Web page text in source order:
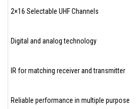
2×16 Selectable UHF Channels
Digital and analog technology
IR for matching receiver and transmitter
Reliable performance in multiple purpose